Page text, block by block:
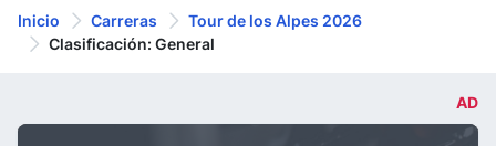
Inicio Carreras
Tour de los Alpes 2026
Clasificación: General
AD